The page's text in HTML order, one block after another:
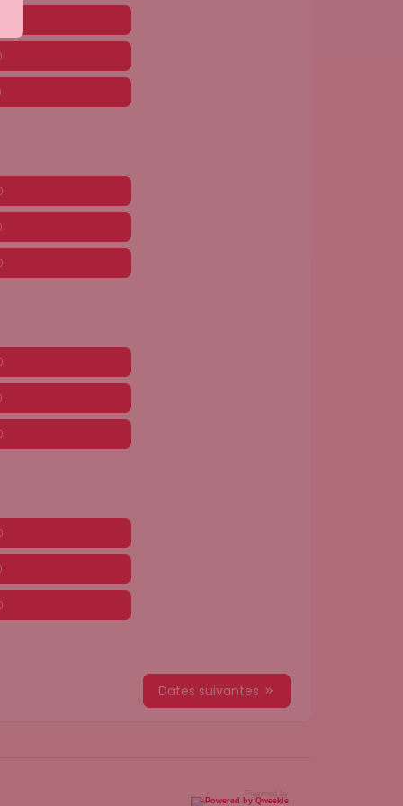
Dates suivantes